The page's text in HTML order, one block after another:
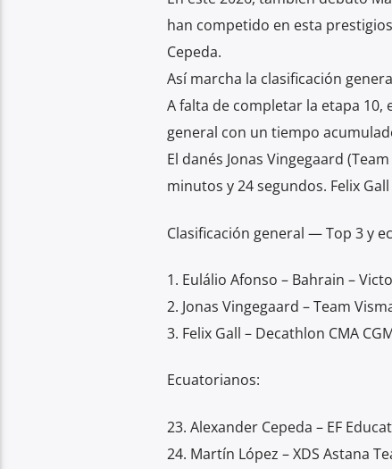
han competido en esta
Cepeda.
Así marcha la clasificación
A falta de completar la etapa
general con un tiempo
El danés Jonas Vingegaard
minutos y 24 segundos. Felix
Clasificación general — Top 3 y
1. Eulálio Afonso – Bahrain –
2. Jonas Vingegaard – Team
3. Felix Gall – Decathlon CMA
Ecuatorianos:
23. Alexander Cepeda – EF
24. Martín López – XDS Astana